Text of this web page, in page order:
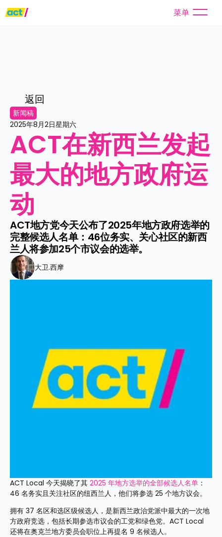
菜单
返回
新闻稿
2025年8月2日星期六
ACT在新西兰发起
最大的地方政府运
动
ACT地方党今天公布了2025年地方政府选举的
完整候选人名单：46位务实、关心社区的新西
兰人将参加25个市议会的选举。
大卫.西摩
ACT Local 今天揭晓了其 2025 年地方选举的全部候选人名单 ：
46 名务实且关注社区的纽西兰人，他们将参选 25 个地方议会。
拥有 37 名区和选区级候选人，是新西兰政治党派中最大的一次地
方政府竞选，包括长期参选市议会的工党和绿色党。ACT Local
还将在奥克兰地方委员会职位上再提名 9 名候选人。